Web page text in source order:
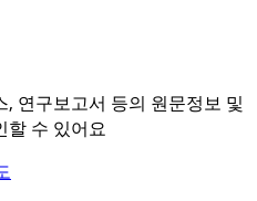
, 연구보고서 등의 원문정보 및
할 수 있어요